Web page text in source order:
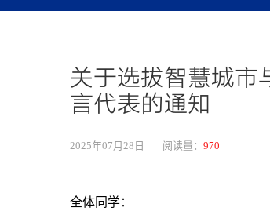
关于选拔智慧城市
言代表的通知
2025年07月28日 阅读量： 970
全体同学：